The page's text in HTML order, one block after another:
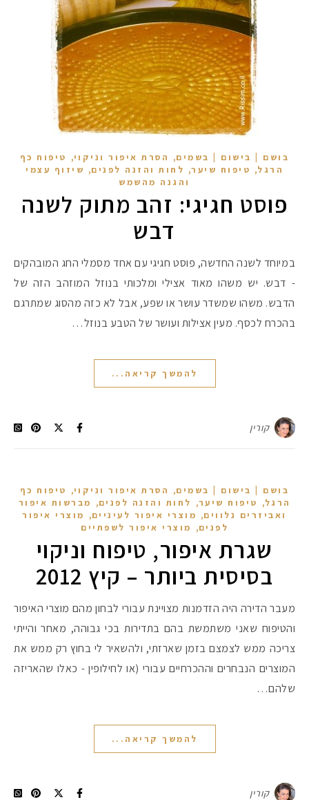
בושם | בישום | בשמים, הסרת איפור וניקוי, טיפוח כף
הרגל, טיפוח שיער, לחות והזנה לפנים, שיזוף עצמי
והגנה מהשמש
פוסט חגיגי: זהב מתוק לשנה
דבש
במיוחד לשנה החדשה, פוסט חגיגי עם אחד מסמלי החג המובהקים
- דבש. יש משהו מאוד אצילי ומלכותי בנוזל המוזהב הזה של
הדבש. משהו שמשדר עושר או שפע, אבל לא כזה מהסוג שמתרגם
בהכרח לכסף. מעין אצילות ועושר של הטבע בנוזל…
להמשך קריאה...
קורין
בושם | בישום | בשמים, הסרת איפור וניקוי, טיפוח כף
הרגל, טיפוח שיער, לחות והזנה לפנים, מברשות איפור
ואביזרים נלווים, מוצרי איפור לעיניים, מוצרי איפור
לפנים, מוצרי איפור לשפתיים
שגרת איפור, טיפוח וניקוי
בסיסית ביותר – קיץ 2012
מעבר הדירה היה הזדמנות מצויינת עבורי לבחון מהם מוצרי האיפור
והטיפוח שאני משתמשת בהם בתדירות בכי גבוהה, מאחר והייתי
צריכה ממש לצמצם בזמן שארזתי, ולהשאיר לי בחוץ רק ממש את
המוצרים הנבחרים וההכרחיים עבורי (או לחילופין - כאלו שהאריזה
שלהם…
להמשך קריאה...
קורין